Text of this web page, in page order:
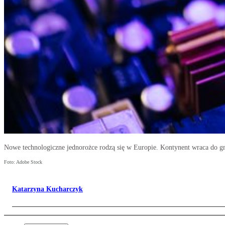
Nowe technologiczne jednorożce rodzą się w Europie. Kontynent wraca do
Foto: Adobe Stock
Katarzyna Kucharczyk